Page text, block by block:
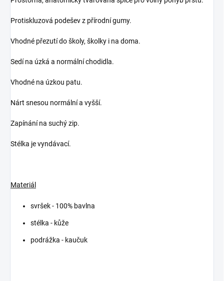
Protiskluzová podešev z přírodní gumy.
Vhodné přezutí do školy, školky i na doma.
Sedí na úzká a normální chodidla.
Vhodné na úzkou patu.
Nárt snesou normální a vyšší.
Zapínání na suchý zip.
Stélka je vyndávací.
Materiál
svršek - 100% bavlna
stélka - kůže
podrážka - kaučuk